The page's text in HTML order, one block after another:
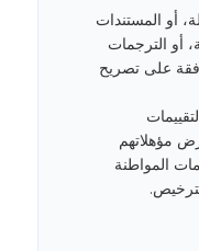
أو المستندات
أو الترجمات
على تصريح
مؤهلاتهم
المواطنة